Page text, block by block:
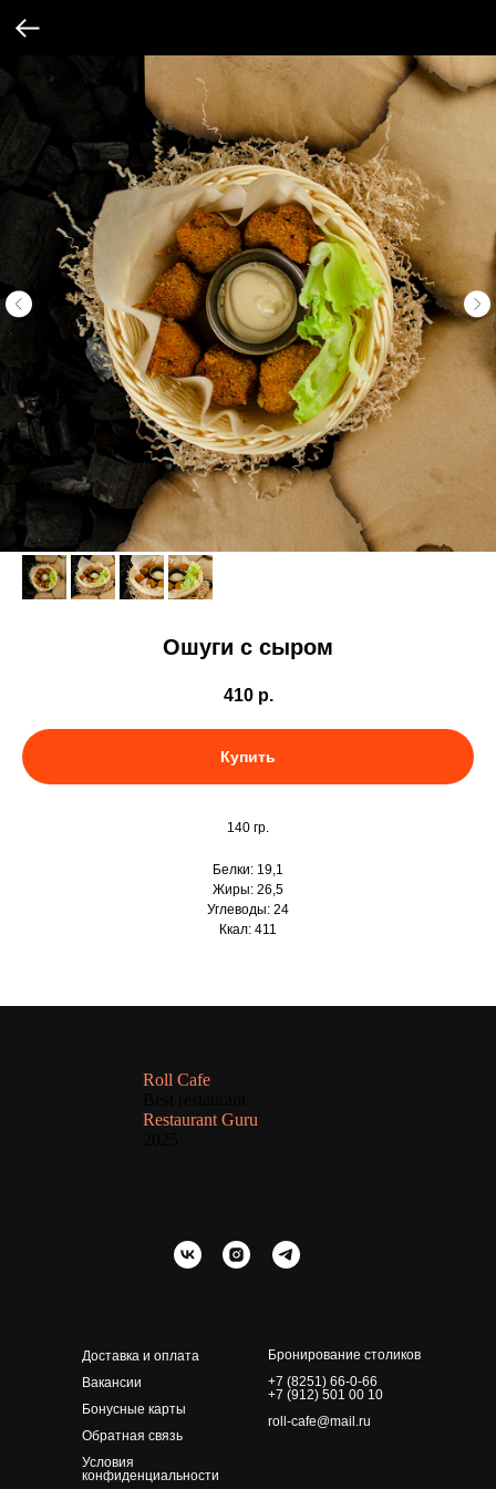
Ошуги с сыром
410 р.
Купить
140 гр.
Белки: 19,1
Жиры: 26,5
Углеводы: 24
Ккал: 411
Бронирование столиков
+7 (8251) 66-0-66
+7 (912) 501 00 10
roll-cafe@mail.ru
Roll Cafe
Restaurant Guru
Доставка и оплата
Вакансии
Бонусные карты
Обратная связь
Условия
конфиденциальности